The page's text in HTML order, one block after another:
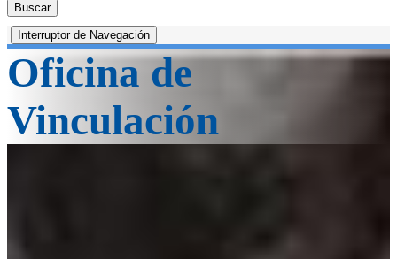
Buscar
Interruptor de Navegación
Oficina de
Vinculación